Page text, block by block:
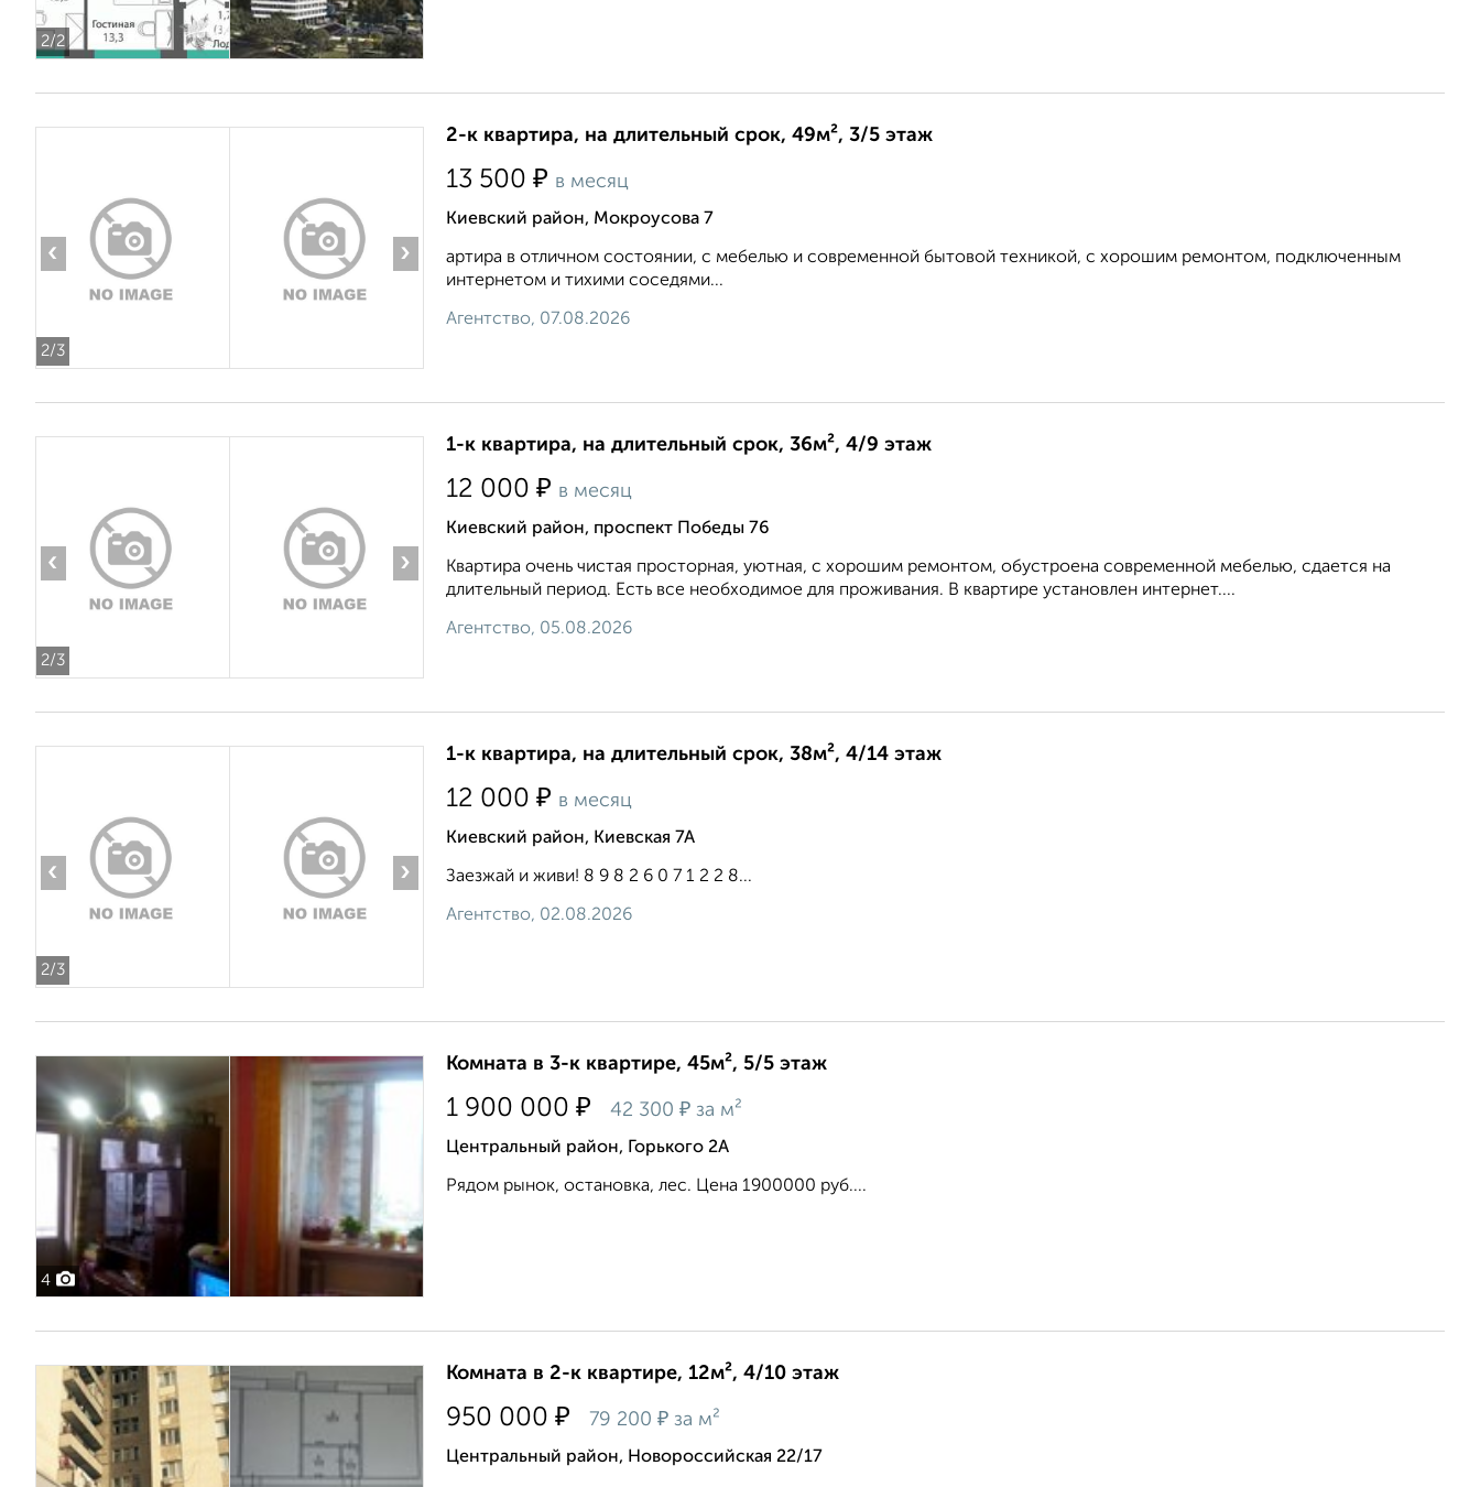
2/2
2/3
‹ ›
2-к квартира, на длительный срок, 49м², 3/5 этаж
13 500 ₽ в месяц
Киевский район, Мокроусова 7
артира в отличном состоянии, с мебелью и современной бытовой техникой, с хорошим ремонтом, подключенным
интернетом и тихими соседями...
Агентство, 07.08.2026
2/3
‹ ›
1-к квартира, на длительный срок, 36м², 4/9 этаж
12 000 ₽ в месяц
Киевский район, проспект Победы 76
Квартира очень чистая просторная, уютная, с хорошим ремонтом, обустроена современной мебелью, сдается на
длительный период. Есть все необходимое для проживания. В квартире установлен интернет....
Агентство, 05.08.2026
2/3
‹ ›
1-к квартира, на длительный срок, 38м², 4/14 этаж
12 000 ₽ в месяц
Киевский район, Киевская 7А
Заезжай и живи! 8 9 8 2 6 0 7 1 2 2 8...
Агентство, 02.08.2026
4
Комната в 3-к квартире, 45м², 5/5 этаж
1 900 000 ₽ 42 300 ₽ за м²
Центральный район, Горького 2А
Рядом рынок, остановка, лес. Цена 1900000 руб....
Комната в 2-к квартире, 12м², 4/10 этаж
950 000 ₽ 79 200 ₽ за м²
Центральный район, Новороссийская 22/17